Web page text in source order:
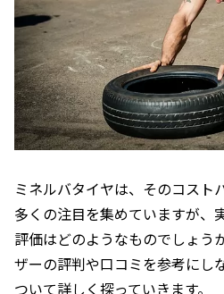
ミネルバタイヤは、そのコスト
多くの注目を集めていますが、
評価はどのようなものでしょう
ザーの評判や口コミを参考にし
ついて詳しく探っていきます。